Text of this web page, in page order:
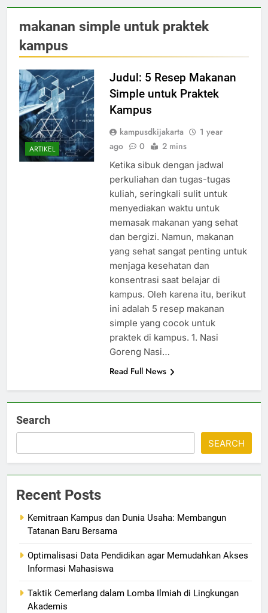
makanan simple untuk praktek
kampus
ARTIKEL
Judul: 5 Resep Makanan
Simple untuk Praktek
Kampus
kampusdkijakarta
1 year
ago
0 2 mins
Ketika sibuk dengan jadwal
perkuliahan dan tugas-tugas
kuliah, seringkali sulit untuk
menyediakan waktu untuk
memasak makanan yang sehat
dan bergizi. Namun, makanan
yang sehat sangat penting untuk
menjaga kesehatan dan
konsentrasi saat belajar di
kampus. Oleh karena itu, berikut
ini adalah 5 resep makanan
simple yang cocok untuk
praktek di kampus. 1. Nasi
Goreng Nasi…
Read Full News
Search
SEARCH
Recent Posts
Kemitraan Kampus dan Dunia Usaha: Membangun
Tatanan Baru Bersama
Optimalisasi Data Pendidikan agar Memudahkan Akses
Informasi Mahasiswa
Taktik Cemerlang dalam Lomba Ilmiah di Lingkungan
Akademis